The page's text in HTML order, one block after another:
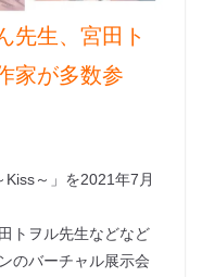
先生、宮田ト
家が多数参
～」を2021年7月
トヲル先生などなど
のバーチャル展示会